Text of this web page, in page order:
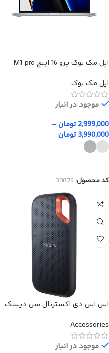
اپل مک بوک پرو 16 اینچ M1 pro
اپل مک بوک
موجود در انبار
2,999,000 تومان –
3,990,000 تومان
کد محصول:30876
اس اس دی اکسترنال سن دیسک
Accessories
موجود در انبار